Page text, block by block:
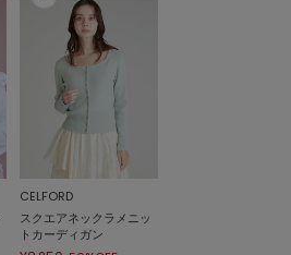
CELFORD
スクエアネックラメニッ
トカーディガン